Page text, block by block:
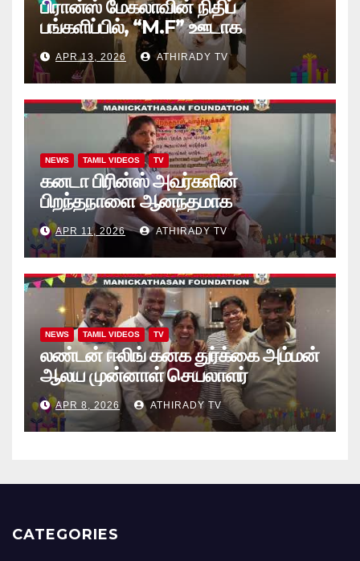
பிரான்ஸ் மேகலாவின் நிதிப்
பங்களிப்பில், “M.F” ஊடாக
“கற்றலுக்கான அப்பியாசக்
கொப்பிகள்” வழங்கல் வீடியோ
APR 13, 2026 ATHIRADY TV
NEWS TAMIL VIDEOS TV
கனடா பிரின்ஸ் அவர்களின்
பிறந்தநாளை ஆனந்தமாக
கொண்டாடினார்கள் தாயக உறவுகள்..
(வீடியோ)
APR 11, 2026 ATHIRADY TV
NEWS TAMIL VIDEOS TV
லண்டன் ஈலிங் கனக துர்க்கை அம்மன்
ஆலய முன்னாள் செயலாளர்
புங்குடுதீவு கண்ணன் பிறந்தநாள்
நிகழ்வு
APR 8, 2026 ATHIRADY TV
CATEGORIES